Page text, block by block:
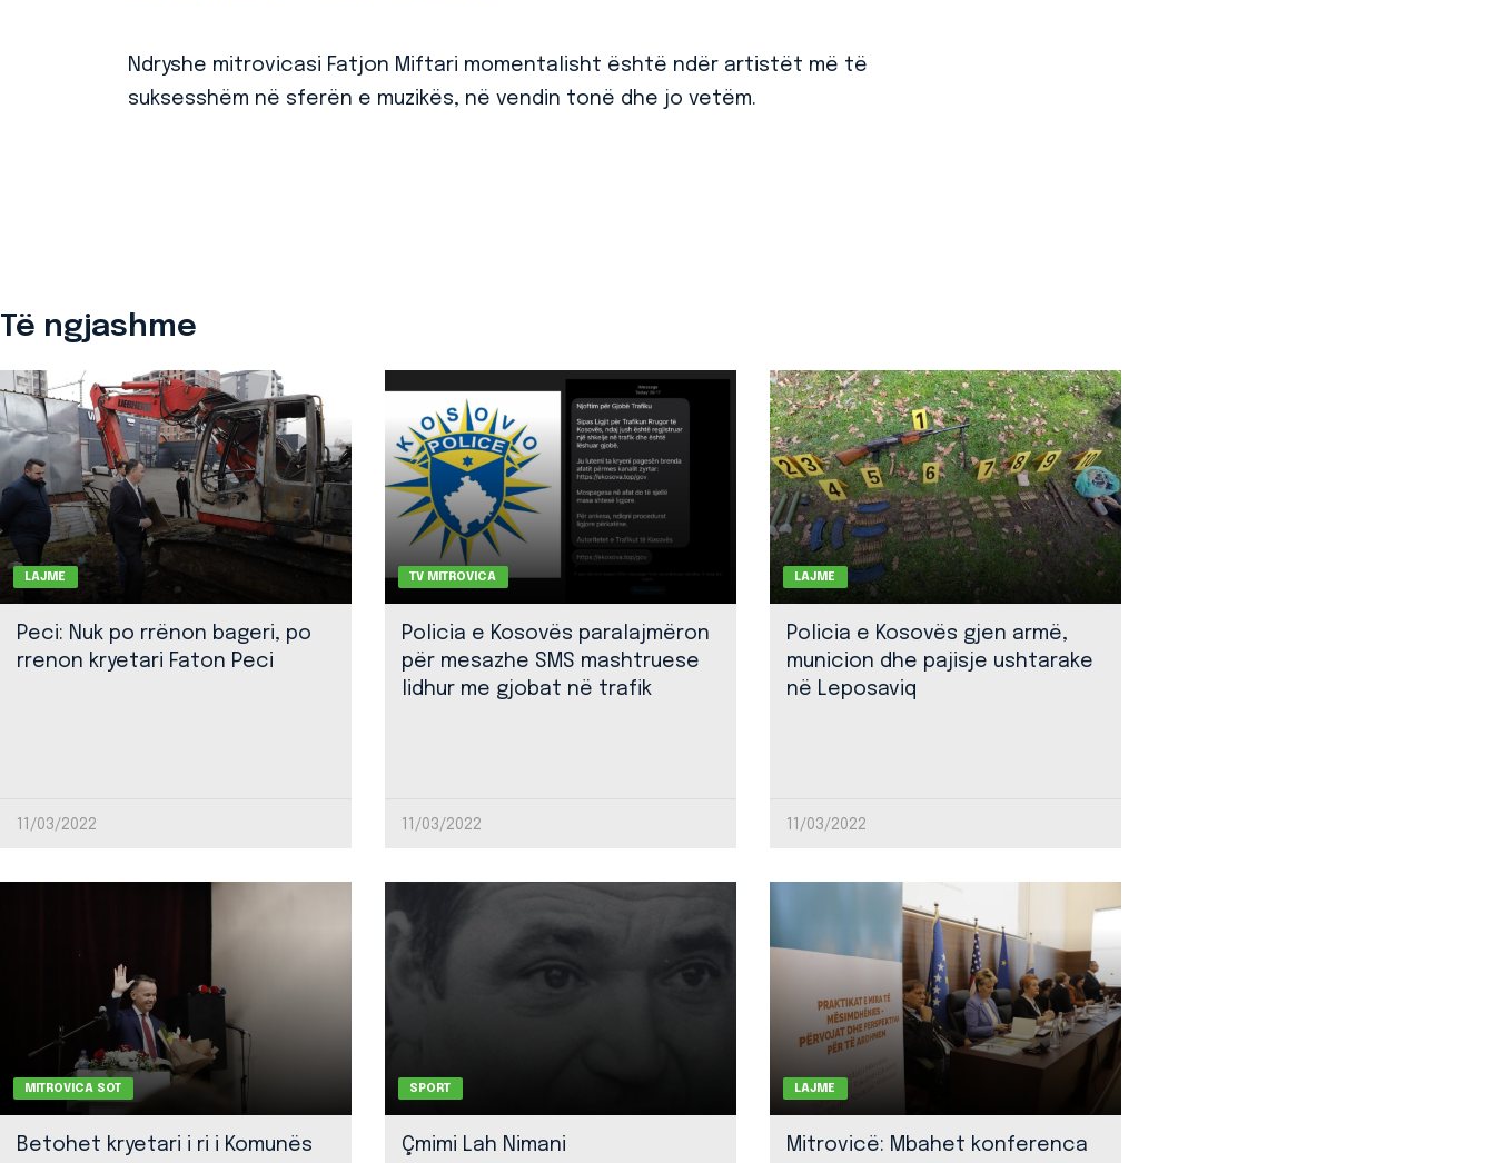
Ndryshe mitrovicasi Fatjon Miftari momentalisht është ndër artistët më të
suksesshëm në sferën e muzikës, në vendin tonë dhe jo vetëm.
Të ngjashme
LAJME
Peci: Nuk po rrënon bageri, po
rrenon kryetari Faton Peci
11/03/2022
TV MITROVICA
Policia e Kosovës paralajmëron
për mesazhe SMS mashtruese
lidhur me gjobat në trafik
11/03/2022
LAJME
Policia e Kosovës gjen armë,
municion dhe pajisje ushtarake
në Leposaviq
11/03/2022
MITROVICA SOT
Betohet kryetari i ri i Komunës
SPORT
Çmimi Lah Nimani
LAJME
Mitrovicë: Mbahet konferenca